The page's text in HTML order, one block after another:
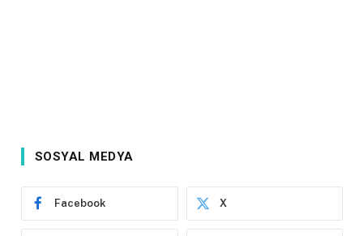
SOSYAL MEDYA
Facebook X